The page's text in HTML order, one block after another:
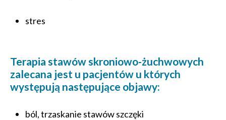
stres
Terapia stawów skroniowo-żuchwowych
zalecana jest u pacjentów u których
występują następujące objawy:
ból, trzaskanie stawów szczęki